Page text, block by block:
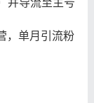
，单月引流粉